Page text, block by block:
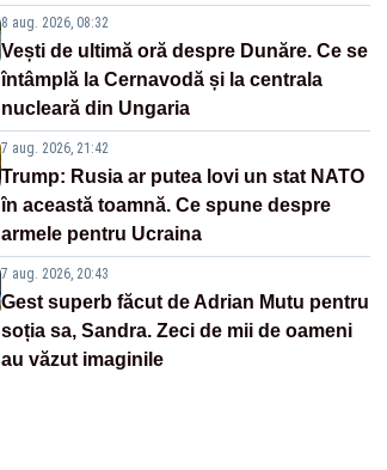
8 aug. 2026, 08:32
Vești de ultimă oră despre Dunăre. Ce se
întâmplă la Cernavodă și la centrala
nucleară din Ungaria
7 aug. 2026, 21:42
Trump: Rusia ar putea lovi un stat NATO
în această toamnă. Ce spune despre
armele pentru Ucraina
7 aug. 2026, 20:43
Gest superb făcut de Adrian Mutu pentru
soția sa, Sandra. Zeci de mii de oameni
au văzut imaginile